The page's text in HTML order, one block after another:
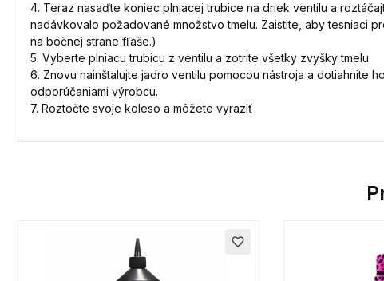
4. Teraz nasaďte koniec plniacej trubice na driek ventilu a
nadávkovalo požadované množstvo tmelu. Zaistite, aby tesniaci
na bočnej strane fľaše.)
5. Vyberte plniacu trubicu z ventilu a zotrite všetky zvyšky tmelu.
6. Znovu nainštalujte jadro ventilu pomocou nástroja a dotiahnite
odporúčaniami výrobcu.
7. Roztočte svoje koleso a môžete vyraziť
favorite_border